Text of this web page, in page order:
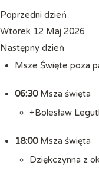
Poprzedni dzień
Wtorek 12 Maj 2026
Następny dzień
Msze Święte poza
06:30 Msza święta
+Bolesław
18:00 Msza święta
Dziękczynna z